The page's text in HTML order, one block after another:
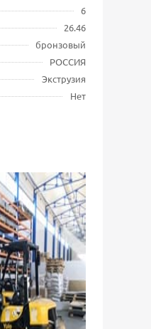
6
26.46
бронзовый
РОССИЯ
Экструзия
Нет